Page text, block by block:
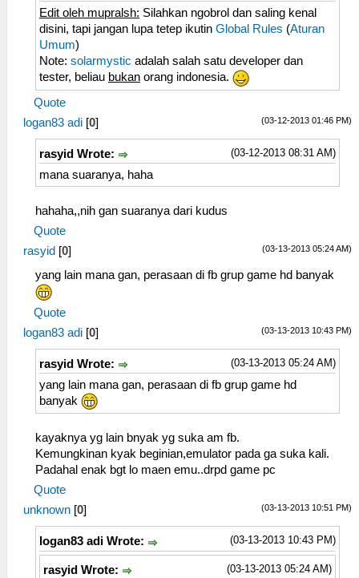
Edit oleh mupralsh: Silahkan ngobrol dan saling kenal
disini, tapi jangan lupa tetep ikutin Global Rules (Aturan
Umum)
Note: solarmystic adalah salah satu developer dan
tester, beliau bukan orang indonesia.
Quote
(03-12-2013 01:46 PM)
logan83 adi [0]
(03-12-2013 08:31 AM)
rasyid Wrote:
mana suaranya, haha
hahaha,,nih gan suaranya dari kudus
Quote
(03-13-2013 05:24 AM)
rasyid [0]
yang lain mana gan, perasaan di fb grup game hd banyak
Quote
(03-13-2013 10:43 PM)
logan83 adi [0]
(03-13-2013 05:24 AM)
rasyid Wrote:
yang lain mana gan, perasaan di fb grup game hd
banyak
kayaknya yg lain bnyak yg suka am fb.
Kemungkinan kyak beginian,emulator pada ga suka kali.
Padahal enak bgt lo maen emu..drpd game pc
Quote
(03-13-2013 10:51 PM)
unknown [0]
(03-13-2013 10:43 PM)
logan83 adi Wrote:
(03-13-2013 05:24 AM)
rasyid Wrote: